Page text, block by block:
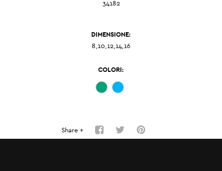
34182
DIMENSIONE:
8,10,12,14,16
COLORI:
Share +